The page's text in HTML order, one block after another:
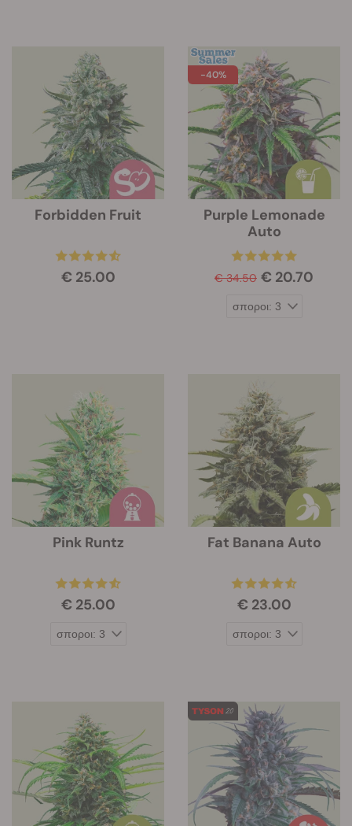
Forbidden Fruit
€ 25.00
-40%
Purple Lemonade
Auto
€ 34.50 € 20.70
Pink Runtz
€ 25.00
Fat Banana Auto
€ 23.00